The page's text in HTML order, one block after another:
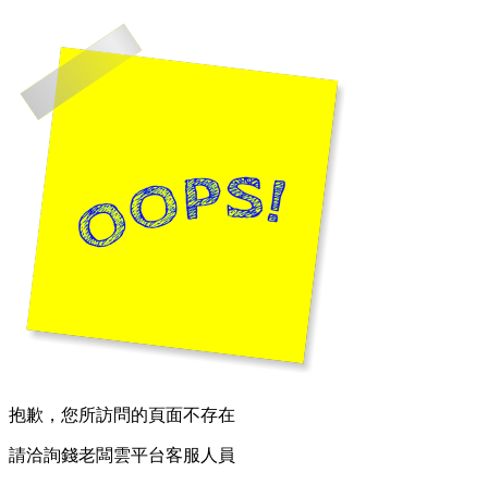
抱歉，您所訪問的頁面不存在
請洽詢錢老闆雲平台客服人員